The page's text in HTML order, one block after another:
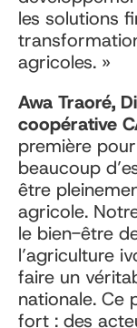
les solutions
agricoles. »
Awa Traoré,
coopérative
première
beaucoup
être
agricole.
le bien-être
l’agriculture
faire un
nationale. Ce
fort : des